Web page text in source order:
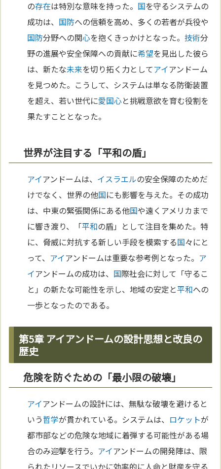
の存在は特別な意味を持った。 国を守るシステムの
成功は、 国防への信頼を高め、多くの若者が兵役や
国防分野への関心を抱くきっかけとなった。技術分
野の進展や安全保障への貢献に希望を見出した彼ら
は、新たな未来を切り拓く力としてアイアンドーム
を見つめた。こうして、システムは単なる防衛装置
を超え、若い世代に愛国心と挑戦意欲を育む役割を
果たすこととなった。
世界が注目する「平和の盾」
アイアンドームは、 イスラエルの安全保障のためだ
けでなく、世界の他国にも影響を与えた。その成功
は、中東の緊張関係にある他国や遠くアメリカまで
に響き渡り、「平和の盾」として注目を集めた。特
に、脅威に対抗する新しい手段を模索する国々にと
って、 アイアンドームは重要な参考例となった。 ア
イアンドームの成功は、 国際社会に対して「守るこ
と」の新たな可能性を示し、地域の安定と平和への
一歩となったのである。
第5章 アイアンドームの設計思想と改良の
歴史
危険を防ぐための「最小限の破壊」
アイアンドームの設計には、無駄な破壊を避けると
いう哲学が貫かれている。システムは、 ロケットが
都市部などの危険な地域に着弾する可能性がある場
合のみ迎撃を行う。 アイアンドームの開発陣は、限